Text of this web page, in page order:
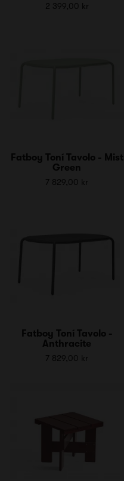
2 399,00 kr
Fatboy Toní Tavolo - Mist
Green
7 829,00 kr
Fatboy Toní Tavolo -
Anthracite
7 829,00 kr